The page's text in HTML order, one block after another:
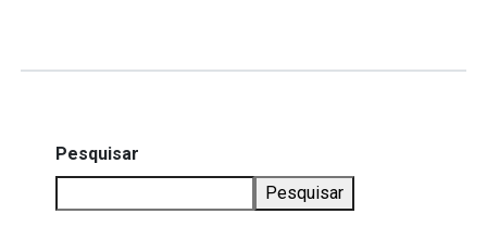
Pesquisar
Pesquisar